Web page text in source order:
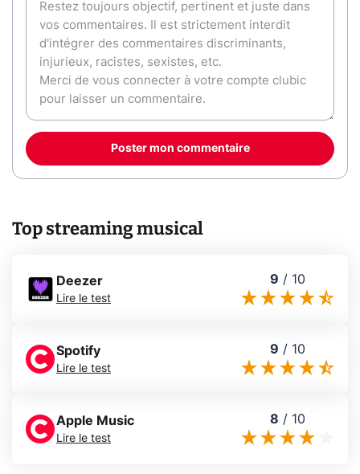
Poster mon commentaire
Top streaming musical
Deezer
Lire le test
9 / 10
Spotify
Lire le test
9 / 10
Apple Music
Lire le test
8 / 10